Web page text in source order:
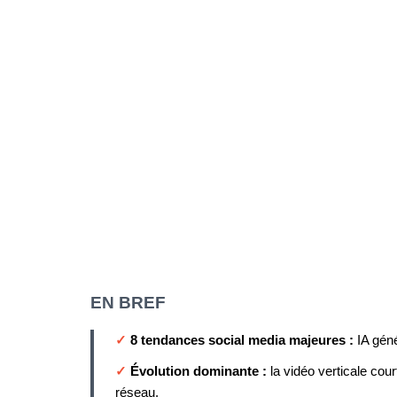
EN BREF
✓ 8 tendances social media majeures : IA
✓ Évolution dominante : la vidéo verticale
réseau.